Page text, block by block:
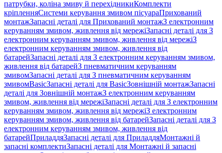
патрубки, коліна змиву й перехідникиКомплекти
кріпленняСистеми керування змивом пісуараПрихований
монтажЗапасні деталі для Прихований монтажЗ електронним
керуванням змивом, живлення від мережіЗапасні деталі для З
електронним керуванням змивом, живлення від мережіЗ
електронним керуванням змивом, живлення від
батарейЗапасні деталі для З електронним керуванням змивом,
живлення від батарейЗ пневматичним керуванням
змивомЗапасні деталі для З пневматичним керуванням
змивомBasicЗапасні деталі для BasicЗовнішній монтажЗапасні
деталі для Зовнішній монтажЗ електронним керуванням
змивом, живлення від мережіЗапасні деталі для З електронним
керуванням змивом, живлення від мережіЗ електронним
керуванням змивом, живлення від батарейЗапасні деталі для З
електронним керуванням змивом, живлення від
батарейПриладдяЗапасні деталі для ПриладдяМонтажні й
запасні комплектиЗапасні деталі для Монтажні й запасні